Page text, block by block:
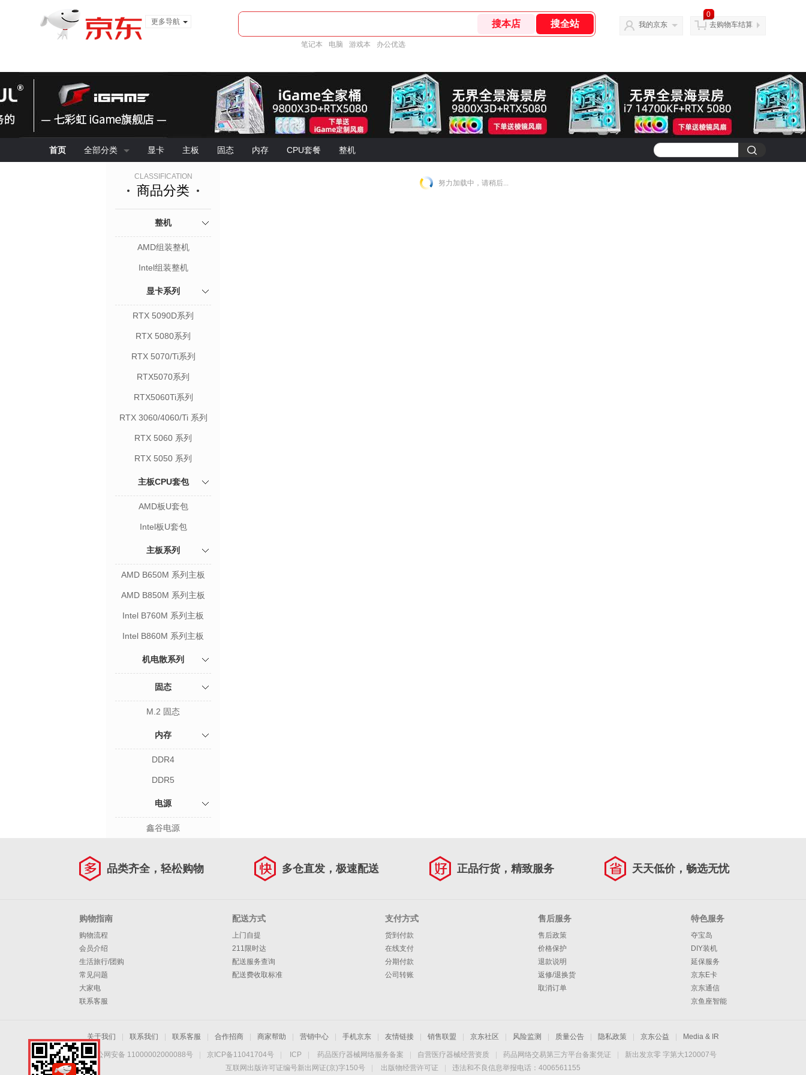
更多导航
笔记本 电脑 游戏本 办公优选
我的京东
0
去购物车结算
首页 全部分类 显卡 主板 固态 内存 CPU套餐 整机
CLASSIFICATION
商品分类
整机
AMD组装整机
Intel组装整机
显卡系列
RTX 5090D系列
RTX 5080系列
RTX 5070/Ti系列
RTX5070系列
RTX5060Ti系列
RTX 3060/4060/Ti 系列
RTX 5060 系列
RTX 5050 系列
主板CPU套包
AMD板U套包
Intel板U套包
主板系列
AMD B650M 系列主板
AMD B850M 系列主板
Intel B760M 系列主板
Intel B860M 系列主板
机电散系列
固态
M.2 固态
内存
DDR4
DDR5
电源
鑫谷电源
努力加载中，请稍后...
品类齐全，轻松购物 多仓直发，极速配送 正品行货，精致服务 天天低价，畅选无忧
购物指南
购物流程
会员介绍
生活旅行/团购
常见问题
大家电
联系客服
配送方式
上门自提
211限时达
配送服务查询
配送费收取标准
支付方式
货到付款
在线支付
分期付款
公司转账
售后服务
售后政策
价格保护
退款说明
返修/退换货
取消订单
特色服务
夺宝岛
DIY装机
延保服务
京东E卡
京东通信
京鱼座智能
关于我们 联系我们 联系客服 合作招商 商家帮助 营销中心 手机京东 友情链接 销售联盟 京东社区 风险监测 质量公告 隐私政策 京东公益 Media & IR
京公网安备 11000002000088号 京ICP备11041704号 ICP 药品医疗器械网络服务备案 自营医疗器械经营资质 药品网络交易第三方平台备案凭证
新出发京零 字第大120007号
互联网出版许可证编号新出网证(京)字150号
出版物经营许可证 违法和不良信息举报电话：4006561155